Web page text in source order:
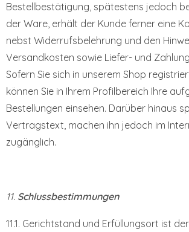
Bestellbestätigung, spätestens jedoch
der Ware, erhält der Kunde ferner eine
nebst Widerrufsbelehrung und den
Versandkosten sowie Liefer- und
Sofern Sie sich in unserem Shop
können Sie in Ihrem Profilbereich Ihre
Bestellungen einsehen. Darüber hinaus
Vertragstext, machen ihn jedoch im
zugänglich.
11. Schlussbestimmungen
11.1. Gerichtstand und Erfüllungsort ist